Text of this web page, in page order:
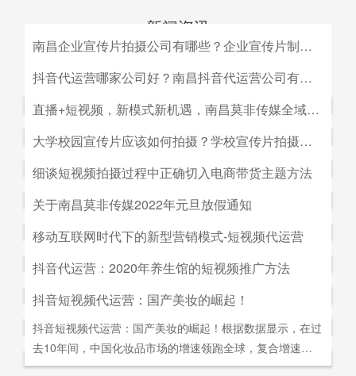
新闻资讯
南昌企业宣传片拍摄公司有哪些？企业宣传片制作公司哪家好
南昌企业宣传片拍摄公司有哪些？企业宣传片制作公司哪家
视宣传的规模，似乎企业宣传片是大企业才做得起的东西。
而事实上，正是因为公司规模小，才需要通过一个企业形象
片的包装，给经销商客户等以信心。
抖音代运营哪家公司好？南昌抖音代运营公司有哪些？
抖音代运营哪家公司好？南昌抖音代运营公司有哪些？抖音
何选择抖音代运营公司呢，首先我们要先了解抖音代运营的
主要工作有哪些，抖音代运营公司会帮助我们做什么，什么
是我们自己做不到的，随着抖音的流行，抖音代运营的发展
前景是非常好的。
直播+短视频，新模式新机遇，南昌莫非传媒全域营销平台全新低成本精准拓客！
直播+短视频，新模式新机遇，南昌莫非传媒全域营销平台
会对市场营销造成深远的影响，引领企业走向下一场变革。
2G时代，消费者实现了通讯的自由；3G时代，视频通话和
移动数据技术的兴起推动了智能手机的发展；到了4G技术
的普及，成为了视频流媒体、移动应用和程序化广告发展的
信息的接收已经从图文时代转向了视听时代，而营销方式也
从单一的PC搜索引擎向多媒体、多领域转移，短视频、直
大学校园宣传片应该如何拍摄？学校宣传片拍摄出来有哪些作用？
大学校园宣传片应该如何拍摄？学校宣传片拍摄出来有哪些
始陆续的展开，而为了配合更好的招生进行学校文化建设，
都会拍摄一些大学宣传片来吸引更多学生，进而达到校园招
生的目的。那么，大学宣传片如何拍摄呢？有哪些作用？下
面小编就来为大家简单介绍一下。
细谈短视频拍摄过程中正确切入电商带货主题方法
细谈短视频拍摄过程中正确切入电商带货主题方法。短视频
一是创建自己的个人IP品牌,比如李子柒；二是创建代表生
活方式的品牌, 比如“一条”。前者就是基于达人的影响力创
建品牌,以IP名为品牌名,以达人为 品牌背书,这种模式其实更
像粉丝经济。普通用户受短视频内容的吸引 成为达人的粉
丝,进而成为产生实际购买行为的用户。实践证明,只要 IP足
够打动人心,他们就能爆发出巨大的影响力。以李子柒为例,
李子柒凭借短视频积累了千万粉丝,后在淘宝平台开设店铺,
关于南昌莫非传媒2022年元旦放假通知
关于南昌莫非传媒2022年元旦放假通知.元旦：1月1日（星
月4日（星期二）上班。在此期间，如果您有需要我们提供
服务的地方可直接在网站留言板块进行留言，上班后，我们
会及时回复；如有紧急事项可拨打0791-88196636进行咨
询。
移动互联网时代下的新型营销模式-短视频代运营
移动互联网时代下的新型营销模式-短视频代运营。创意营
的含义发生了新的变化，是以创意表达的内容为连接的、以
社交分享和算法匹配为，主要传播信道的用户参与共创的新
型整合营销模式。
抖音代运营：2020年养生馆的短视频推广方法
抖音代运营：2020年养生馆的短视频推广方法.南昌莫非文
告及网络营销领域的公司，是国内领先的一站式全网营销推
广创新型服务平台。主营：蓝V认证，抖音，快手短视频代
抖音短视频代运营：国产美妆的崛起！
抖音短视频代运营：国产美妆的崛起！根据数据显示，在过
去10年间，中国化妆品市场的增速领跑全球，复合增速达9.
5%。庞大的市场让国产美妆迅速崛起，其中，完美日记一